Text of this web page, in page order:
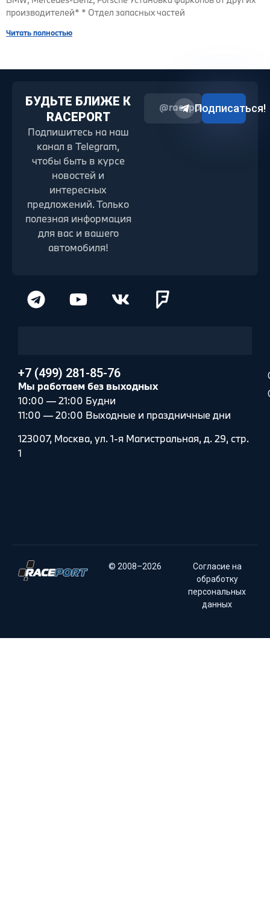
производителей* * Отдел запасных частей
Читать полностью
БУДЬТЕ БЛИЖЕ К
RACEPORT
Подпишитесь на наш
канал в Telegram,
чтобы быть в курсе
новостей и
интересных
предложений. Только
полезная информация
для вас и вашего
автомобиля!
@raceport2022
Подписаться!
+7 (499) 281-85-76
Мы работаем без выходных
10:00 — 21:00 Будни
11:00 — 20:00 Выходные и праздничные дни
123007, Москва, ул. 1-я Магистральная, д. 29, стр.
1
© 2008–2026
Согласие на
обработку
персональных
данных